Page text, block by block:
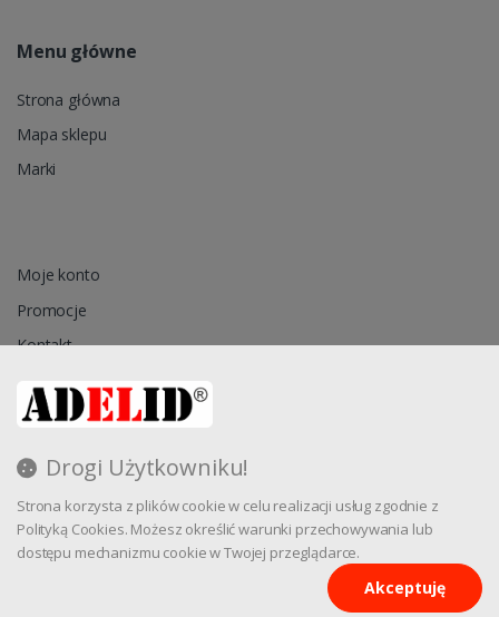
Drogi Użytkowniku!
Strona korzysta z plików cookie w celu realizacji usług zgodnie z
Polityką Cookies. Możesz określić warunki przechowywania lub
dostępu mechanizmu cookie w Twojej przeglądarce.
Akceptuję
Menu główne
Strona główna
Mapa sklepu
Marki
Moje konto
Promocje
Kontakt
Regulamin
Reklamacja
Oprogramowanie sklepu internetowego dostarczaCStore.pl